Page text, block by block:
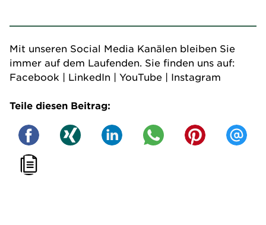
Mit unseren Social Media Kanälen bleiben Sie
immer auf dem Laufenden. Sie finden uns auf:
Facebook | LinkedIn | YouTube | Instagram
Teile diesen Beitrag: